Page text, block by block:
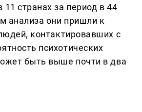
11 странах за период в 44
анализа они пришли к
контактировавших с
психотических
быть выше почти в два